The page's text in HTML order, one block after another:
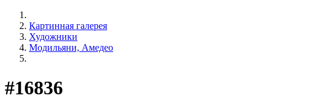
Картинная галерея
Художники
Модильяни, Амедео
#16836